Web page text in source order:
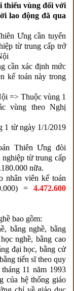
thiểu vùng đối với
lao động đã qua
Ưng cần tuyển
từ trung cấp trở
cần xác định mức
kế toán này trong
=> Thuộc vùng 1
vùng theo Nghị
1 từ ngày 1/1/2019
Thiên Ưng đòi
từ trung cấp
nữa.
nhân viên kế toán
= 4.472.600
bao gồm:
bằng nghề, bằng
nghề, bằng cao
đại học, bằng cử
tiến sĩ theo quy
11 năm 1993
của hệ thống giáo